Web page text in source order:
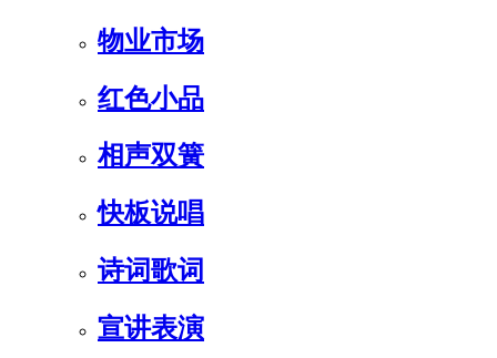
物业市场
红色小品
相声双簧
快板说唱
诗词歌词
宣讲表演